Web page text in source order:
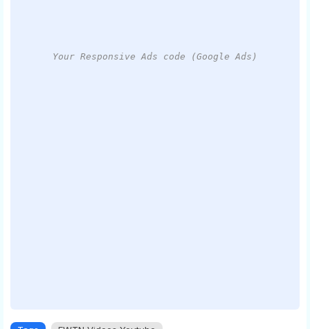
Your Responsive Ads code (Google Ads)